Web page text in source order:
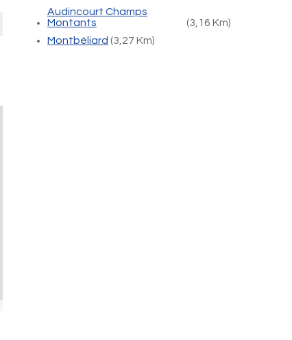
Audincourt Champs
Montants
(3,16 Km)
Montbéliard (3,27 Km)